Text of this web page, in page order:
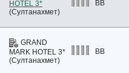
HOTEL 3*
(Султанахмет)
BB
GRAND
MARK HOTEL 3*
(Султанахмет)
BB